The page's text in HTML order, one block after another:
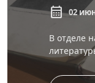
calendar_month 02
В отделе